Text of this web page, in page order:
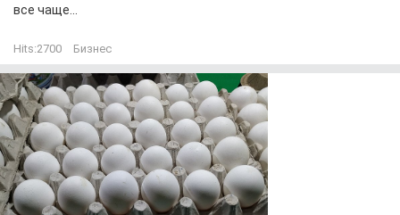
все чаще...
Hits:2700 Бизнес